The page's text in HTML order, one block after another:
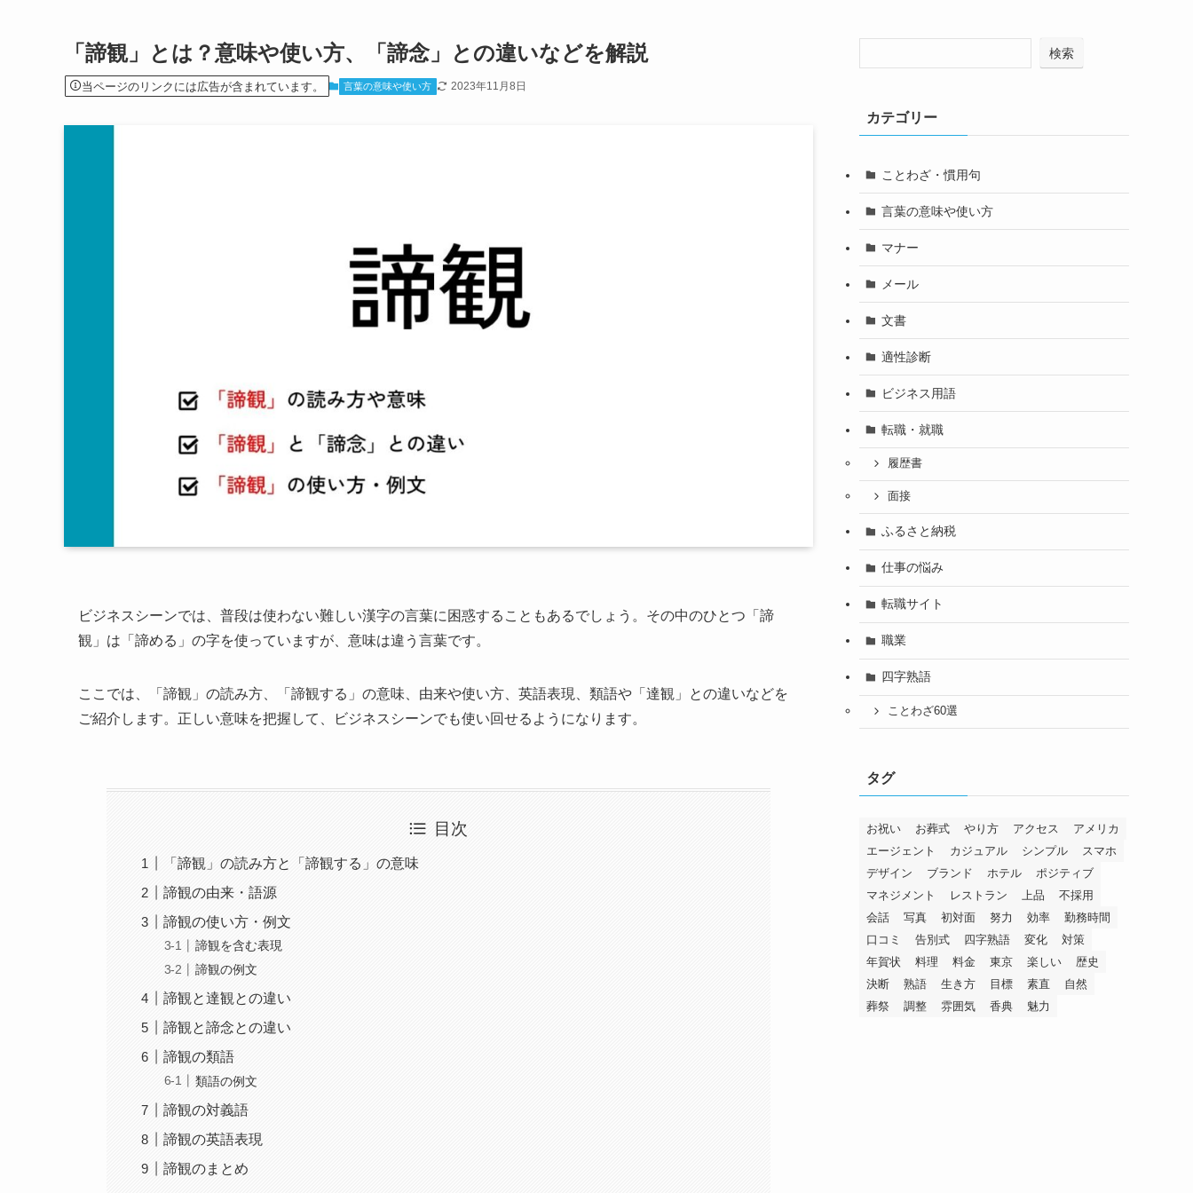
「諦観」とは？意味や使い方、「諦念」との違いなどを解説
当ページのリンクには広告が含まれています。 言葉の意味や使い方 2023年11月8日
ビジネスシーンでは、普段は使わない難しい漢字の言葉に困惑することもあるでしょう。その中のひとつ「諦
観」は「諦める」の字を使っていますが、意味は違う言葉です。
ここでは、「諦観」の読み方、「諦観する」の意味、由来や使い方、英語表現、類語や「達観」との違いなどを
ご紹介します。正しい意味を把握して、ビジネスシーンでも使い回せるようになります。
目次
「諦観」の読み方と「諦観する」の意味
諦観の由来・語源
諦観の使い方・例文
諦観を含む表現
諦観の例文
諦観と達観との違い
諦観と諦念との違い
諦観の類語
類語の例文
諦観の対義語
諦観の英語表現
諦観のまとめ
検索
カテゴリー
ことわざ・慣用句
言葉の意味や使い方
マナー
メール
文書
適性診断
ビジネス用語
転職・就職
履歴書
面接
ふるさと納税
仕事の悩み
転職サイト
職業
四字熟語
ことわざ60選
タグ
お祝い お葬式 やり方 アクセス
アメリカ
エージェント
カジュアル シンプル
スマホ
デザイン
ブランド ホテル
ポジティブ
マネジメント
レストラン 上品
不採用
会話
写真 初対面 努力 効率
勤務時間
口コミ
告別式 四字熟語 変化
対策
年賀状
料理 料金 東京 楽しい
歴史
決断
熟語 生き方 目標 素直
自然
葬祭
調整 雰囲気 香典 魅力